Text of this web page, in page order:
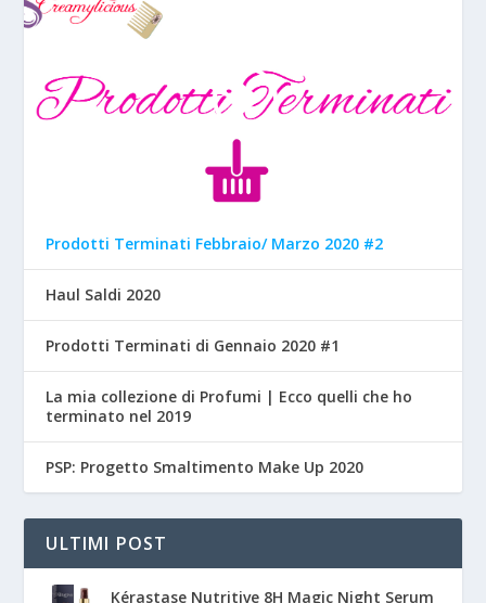
Prodotti Terminati Febbraio/ Marzo 2020 #2
Haul Saldi 2020
Prodotti Terminati di Gennaio 2020 #1
La mia collezione di Profumi | Ecco quelli che ho
terminato nel 2019
PSP: Progetto Smaltimento Make Up 2020
ULTIMI POST
Kérastase Nutritive 8H Magic Night Serum